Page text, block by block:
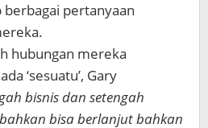
pertanyaan
hubungan mereka
‘sesuatu’, Gary
bisnis dan setengah
bahkan bisa berlanjut bahkan